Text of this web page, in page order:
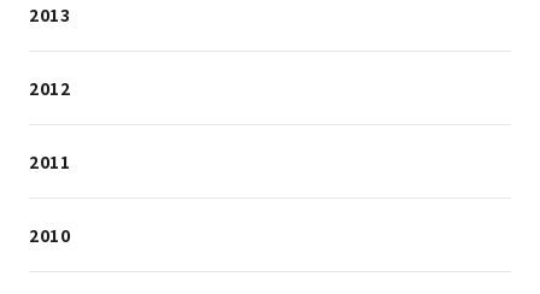
2013
2012
2011
2010